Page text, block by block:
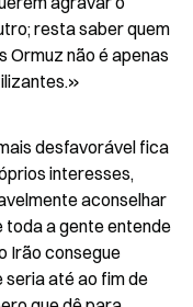
resta saber quem
Ormuz não é apenas
desfavorável fica
interesses,
aconselhar
toda a gente entende
Irão consegue
seria até ao fim de